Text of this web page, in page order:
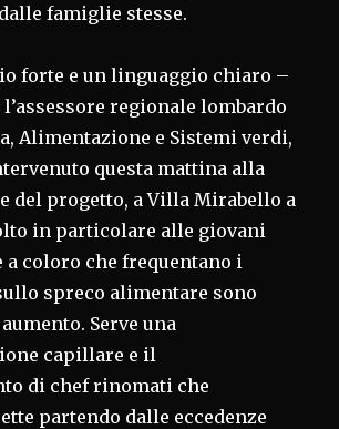
famiglie stesse.
forte e un linguaggio chiaro –
regionale lombardo
Alimentazione e Sistemi verdi,
questa mattina alla
del progetto, a Villa Mirabello a
in particolare alle giovani
a coloro che frequentano i
spreco alimentare sono
Serve una
capillare e il
di chef rinomati che
partendo dalle eccedenze